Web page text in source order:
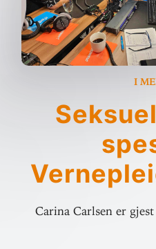
I
Carina Carlsen er